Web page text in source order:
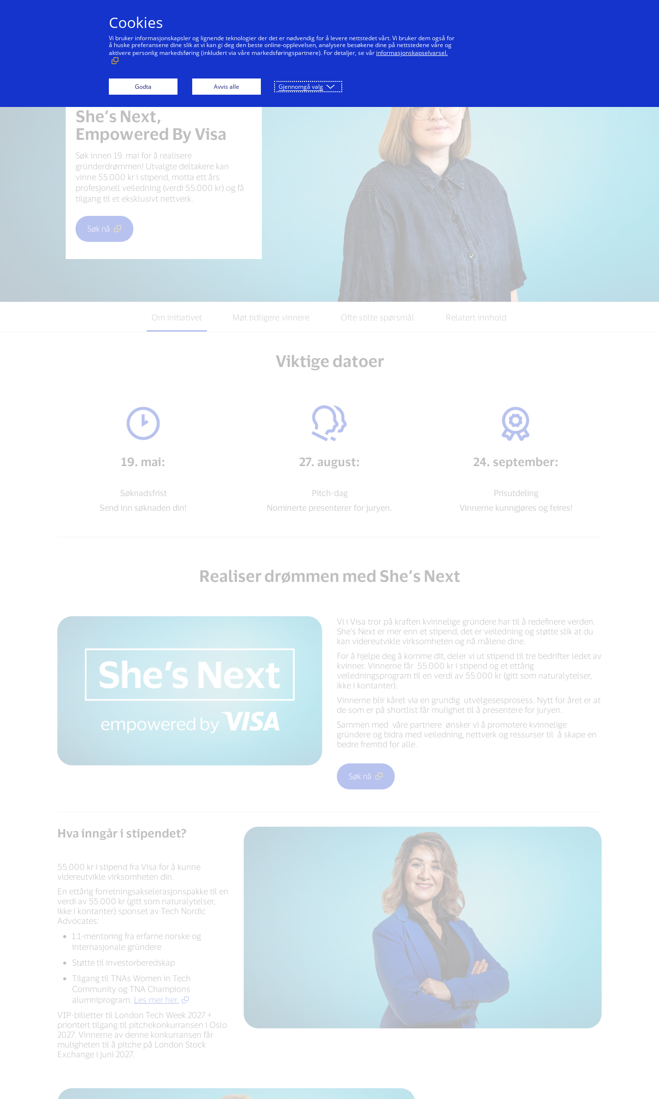
She’s Next,
Empowered By Visa
Søk innen 19. mai for å realisere
gründerdrømmen! Utvalgte deltakere kan
vinne 55.000 kr i stipend, motta ett års
profesjonell veiledning (verdi 55.000 kr) og få
tilgang til et eksklusivt nettverk.
Søk nå
Om initiativet Møt tidligere vinnere Ofte stilte spørsmål Relatert innhold
Viktige datoer
19. mai:
Søknadsfrist
Send inn søknaden din!
27. august:
Pitch-dag
Nominerte presenterer for juryen.
24. september:
Pris­utdeling
Vinnerne kunngjøres og feires!
Realiser drømmen med She’s Next
Vi i Visa tror på kraften kvinnelige gründere har til å redefinere verden.
She’s Next er mer enn et stipend, det er veiledning og støtte slik at du
kan videreutvikle virksomheten og nå målene dine.​
For å hjelpe deg å komme dit, deler vi ut stipend til tre bedrifter ledet av
kvinner. Vinnerne får 55.000 kr i stipend og et ettårig
veiledningsprogram til en verdi av 55.000 kr (gitt som naturalytelser,
ikke i kontanter).
Vinnerne blir kåret via en grundig utvelgesesprosess. Nytt for året er at
de som er på shortlist får mulighet til å presentere for juryen.
Sammen med våre partnere ønsker vi å promotere kvinnelige
gründere og bidra med veiledning, nettverk og ressurser til å skape en
bedre fremtid for alle.
Søk nå
Hva inngår i stipendet?
55.000 kr i stipend fra Visa for å kunne
videreutvikle virksomheten din.
En ettårig forretningsakselerasjonspakke til en
verdi av 55.000 kr (gitt som naturalytelser,
ikke i kontanter) sponset av Tech Nordic
Advocates:
1:1-mentoring fra erfarne norske og
internasjonale gründere
Støtte til investorberedskap
Tilgang til TNAs Women in Tech
Community og TNA Champions
alumniprogram. Les mer her.
VIP-billetter til London Tech Week 2027 +
prioritert tilgang til pitchekonkurransen i Oslo
2027. Vinnerne av denne konkurransen får
muligheten til å pitche på London Stock
Exchange i juni 2027.
Cookies
Vi bruker informasjonskapsler og lignende teknologier der det er nødvendig for å levere nettstedet vårt. Vi bruker dem også for
å huske preferansene dine slik at vi kan gi deg den beste online-opplevelsen, analysere besøkene dine på nettstedene våre og
aktivere personlig markedsføring (inkludert via våre markedsføringspartnere). For detaljer, se vår informasjonskapselvarsel.
Godta Avvis alle Gjennomgå valg